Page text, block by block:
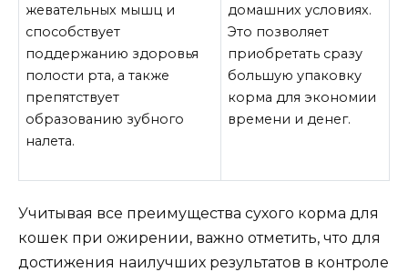
жевательных мышц и
способствует
поддержанию здоровья
полости рта, а также
препятствует
образованию зубного
налета.
домашних условиях.
Это позволяет
приобретать сразу
большую упаковку
корма для экономии
времени и денег.
Учитывая все преимущества сухого корма для
кошек при ожирении, важно отметить, что для
достижения наилучших результатов в контроле